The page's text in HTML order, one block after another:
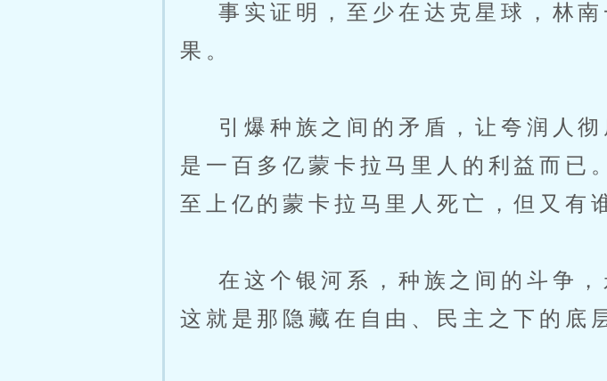
事实证明，至少在达克星球，林南
果。
引爆种族之间的矛盾，让夸润人彻
是一百多亿蒙卡拉马里人的利益而已
至上亿的蒙卡拉马里人死亡，但又有
在这个银河系，种族之间的斗争，
这就是那隐藏在自由、民主之下的底